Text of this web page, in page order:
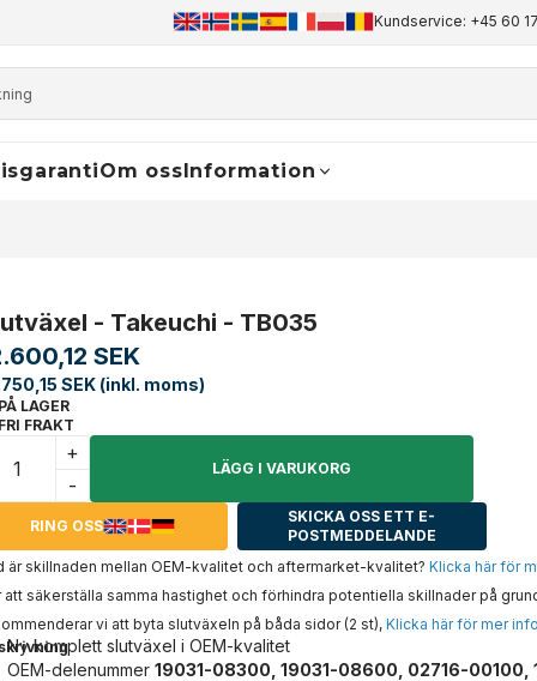
+45 60 17 81 50 info@finaldrive-trackmotors.com WhatsApp
Kundservice: +45 60
Om ossInformation
- Takeuchi - TB035
SEK
SEK (inkl. moms)
PÅ LAGER
FRI FRAKT
+
-
LÄGG I VARUKORG
RING OSS
SKICKA OSS ETT E-
POSTMEDDELANDE
är skillnaden mellan OEM-kvalitet och aftermarket-kvalitet? Klicka här för
att säkerställa samma hastighet och förhindra potentiella skillnader på
vi att byta slutväxeln på båda sidor (2 st), Klicka här för mer
Ny komplett slutväxel i OEM-kvalitet
OEM-delenummer 19031-08300, 19031-08600, 02716-00100,